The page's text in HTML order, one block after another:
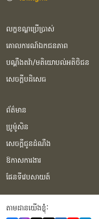
លក្ខខណ្ឌប្រើប្រាស់
គោលការណ៍ឯកជនភាព
បណ្ដឹងតវ៉ា/មតិយោបល់អតិថិជន
សេចក្ដីបដិសេធ
ព័ត៌មាន
ប្រូម៉ូសិន
សេចក្ដីជូនដំណឹង
ឱកាសការងារ
ផែនទីវេបសាយត៍
តាមដានយើងខ្ញុំំ: